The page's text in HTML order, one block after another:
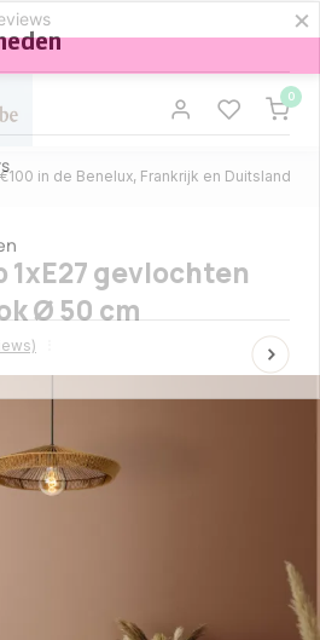
×
0
in de Benelux, Frankrijk en Duitsland
1xE27 gevlochten
Ø 50 cm